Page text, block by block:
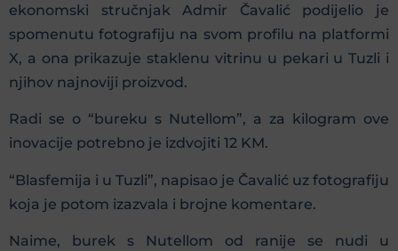
ekonomski stručnjak Admir Čavalić podijelio je
spomenutu fotografiju na svom profilu na platformi
X, a ona prikazuje staklenu vitrinu u pekari u Tuzli i
njihov najnoviji proizvod.
Radi se o “bureku s Nutellom”, a za kilogram ove
inovacije potrebno je izdvojiti 12 KM.
“Blasfemija i u Tuzli”, napisao je Čavalić uz fotografiju
koja je potom izazvala i brojne komentare.
Naime, burek s Nutellom od ranije se nudi u